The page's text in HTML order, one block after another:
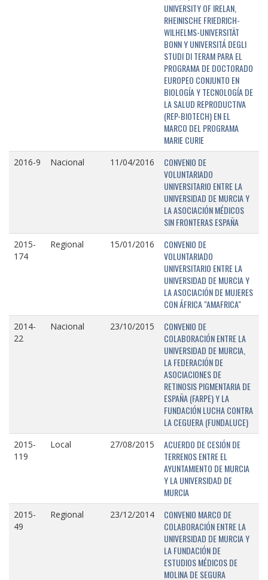
UNIVERSITY OF IRELAN,
RHEINISCHE FRIEDRICH-
WILHELMS-UNIVERSITÄT
BONN Y UNIVERSITÁ DEGLI
STUDI DI TERAM PARA EL
PROGRAMA DE DOCTORADO
EUROPEO CONJUNTO EN
BIOLOGÍA Y TECNOLOGÍA DE
LA SALUD REPRODUCTIVA
(REP-BIOTECH) EN EL
MARCO DEL PROGRAMA
MARIE CURIE
2016-9 Nacional 11/04/2016
CONVENIO DE
VOLUNTARIADO
UNIVERSITARIO ENTRE LA
UNIVERSIDAD DE MURCIA Y
LA ASOCIACIÓN MÉDICOS
SIN FRONTERAS ESPAÑA
2015-
174
Regional 15/01/2016
CONVENIO DE
VOLUNTARIADO
UNIVERSITARIO ENTRE LA
UNIVERSIDAD DE MURCIA Y
LA ASOCIACIÓN DE MUJERES
CON ÁFRICA "AMAFRICA"
2014-
22
Nacional 23/10/2015
CONVENIO DE
COLABORACIÓN ENTRE LA
UNIVERSIDAD DE MURCIA,
LA FEDERACIÓN DE
ASOCIACIONES DE
RETINOSIS PIGMENTARIA DE
ESPAÑA (FARPE) Y LA
FUNDACIÓN LUCHA CONTRA
LA CEGUERA (FUNDALUCE)
2015-
119
Local 27/08/2015
ACUERDO DE CESIÓN DE
TERRENOS ENTRE EL
AYUNTAMIENTO DE MURCIA
Y LA UNIVERSIDAD DE
MURCIA
2015-
49
Regional 23/12/2014
CONVENIO MARCO DE
COLABORACIÓN ENTRE LA
UNIVERSIDAD DE MURCIA Y
LA FUNDACIÓN DE
ESTUDIOS MÉDICOS DE
MOLINA DE SEGURA